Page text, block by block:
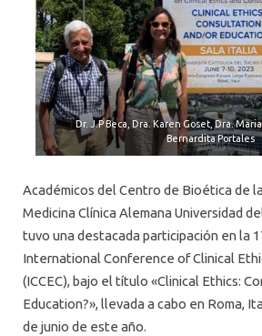
Dr. J.P Beca, Dra. Karen Goset, Dra.
Bernardita Portales
Académicos del Centro de Bioética de
Medicina Clínica Alemana Universidad
tuvo una destacada participación en la
International Conference of Clinical
(ICCEC), bajo el título «Clinical Ethics:
Education?», llevada a cabo en Roma,
de junio de este año.